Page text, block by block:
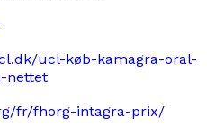
ucl-køb-kamagra-oral-
nettet
fr/fhorg-intagra-prix/